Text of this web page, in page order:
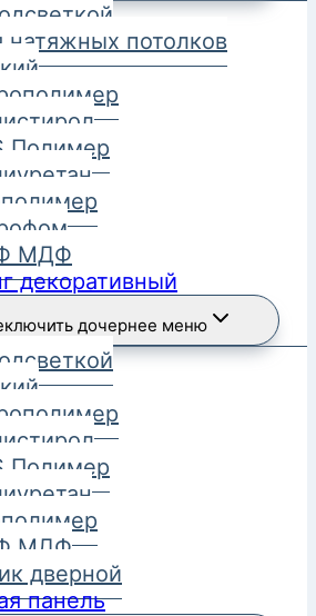
натяжных потолков
Полимер
МДФ
декоративный
дочернее меню
Полимер
МДФ
дверной
панель